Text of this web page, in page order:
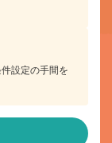
設定の手間を